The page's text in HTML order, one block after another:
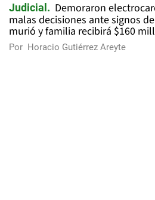
Judicial
Demoraron
malas decisiones ante signos
murió y familia recibirá $160
Por Horacio Gutiérrez Areyte